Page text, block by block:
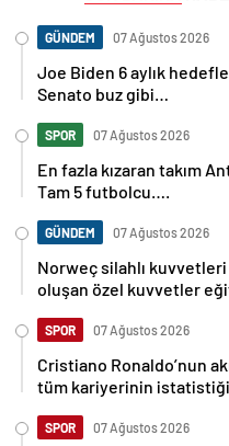
GÜNDEM 07 Ağustos 2026
Joe Biden 6 aylık
Senato buz gibi…
SPOR 07 Ağustos 2026
En fazla kızaran takım
Tam 5 futbolcu….
GÜNDEM 07 Ağustos 2026
Norweç silahlı kuvvetleri
oluşan özel kuvvetler
SPOR 07 Ağustos 2026
Cristiano Ronaldo’nun
tüm kariyerinin
SPOR 07 Ağustos 2026